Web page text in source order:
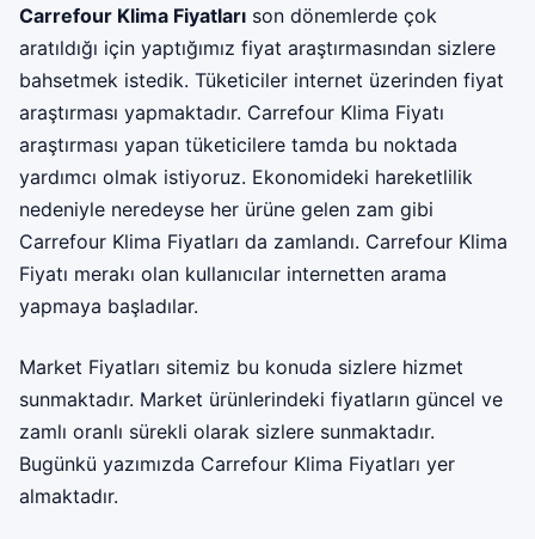
Carrefour Klima Fiyatları son dönemlerde çok
aratıldığı için yaptığımız fiyat araştırmasından sizlere
bahsetmek istedik. Tüketiciler internet üzerinden fiyat
araştırması yapmaktadır. Carrefour Klima Fiyatı
araştırması yapan tüketicilere tamda bu noktada
yardımcı olmak istiyoruz. Ekonomideki hareketlilik
nedeniyle neredeyse her ürüne gelen zam gibi
Carrefour Klima Fiyatları da zamlandı. Carrefour Klima
Fiyatı merakı olan kullanıcılar internetten arama
yapmaya başladılar.
Market Fiyatları sitemiz bu konuda sizlere hizmet
sunmaktadır. Market ürünlerindeki fiyatların güncel ve
zamlı oranlı sürekli olarak sizlere sunmaktadır.
Bugünkü yazımızda Carrefour Klima Fiyatları yer
almaktadır.